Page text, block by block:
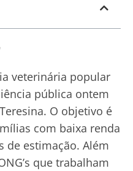
veterinária popular
pública ontem
O objetivo é
com baixa renda
de estimação. Além
que trabalham